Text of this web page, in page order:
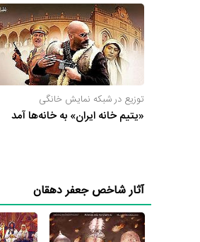
مثلا اگر اطلاعاتی دقیق‌تر در
دهقان، وزن جعفر دهقان، رنگ
دهقان می‌دانید حتما برای ما
توزیع در شبکه نمایش خانگی
«یتیم خانه ایران» به خانه‌ها آمد
آثار شاخص جعفر دهقان